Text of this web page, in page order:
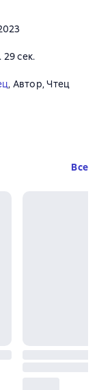
29 сек.
, Автор, Чтец
Все